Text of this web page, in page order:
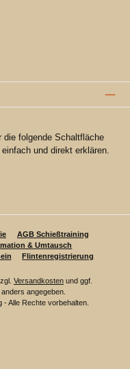
die folgende Schaltfläche
und direkt erklären.
AGB Schießtraining
& Umtausch
Flintenregistrierung
Versandkosten und ggf.
angegeben.
Alle Rechte vorbehalten.